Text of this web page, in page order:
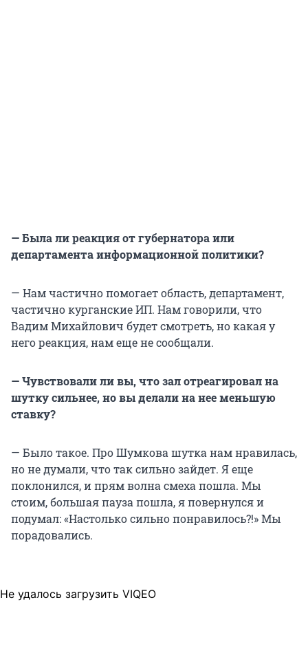
— Была ли реакция от губернатора или
департамента информационной политики?
— Нам частично помогает область, департамент,
частично курганские ИП. Нам говорили, что
Вадим Михайлович будет смотреть, но какая у
него реакция, нам еще не сообщали.
— Чувствовали ли вы, что зал отреагировал на
шутку сильнее, но вы делали на нее меньшую
ставку?
— Было такое. Про Шумкова шутка нам нравилась,
но не думали, что так сильно зайдет. Я еще
поклонился, и прям волна смеха пошла. Мы
стоим, большая пауза пошла, я повернулся и
подумал: «Настолько сильно понравилось?!» Мы
порадовались.
Не удалось загрузить VIQEO